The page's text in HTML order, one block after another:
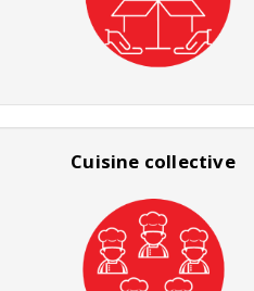
Cuisine collective